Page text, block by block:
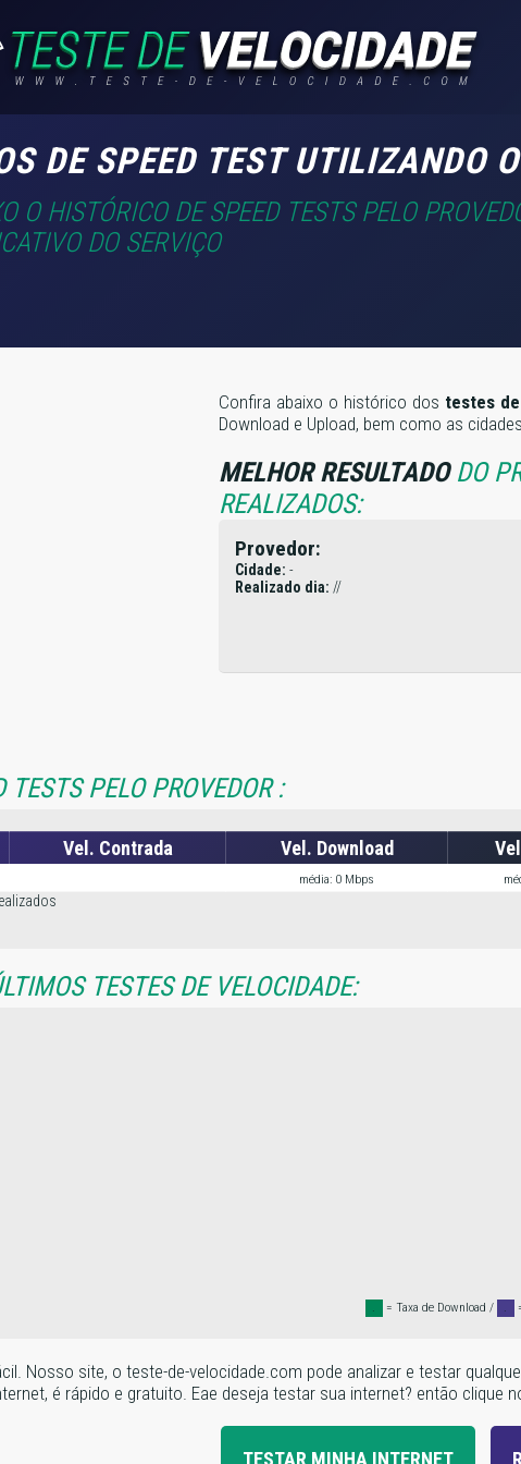
DE SPEED TEST UTILIZANDO
O HISTÓRICO DE SPEED TESTS PELO
DO SERVIÇO
Confira abaixo o histórico dos testes
Download e Upload, bem como as
MELHOR RESULTADODO
REALIZADOS:
Provedor:
Cidade: -
Realizado dia: //
TESTS PELO PROVEDOR :
Vel. Contrada Vel. Download
média: 0 Mbps
TESTES DE VELOCIDADE:
. = Taxa de Download / .
Nosso site, o teste-de-velocidade.com pode analizar e testar
é rápido e gratuito. Eae deseja testar sua internet? então clique
TESTAR MINHA INTERNET